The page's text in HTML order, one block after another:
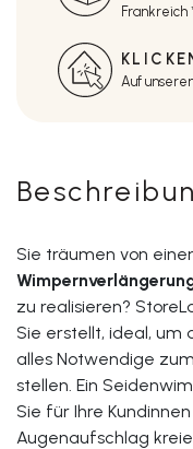
Frankreich
Auf
Sie träumen von
zu realisieren?
Sie erstellt, ideal, um
alles Notwendige
stellen. Ein
Sie für Ihre
Augenaufschlag